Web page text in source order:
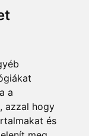
a
azzal hogy
és